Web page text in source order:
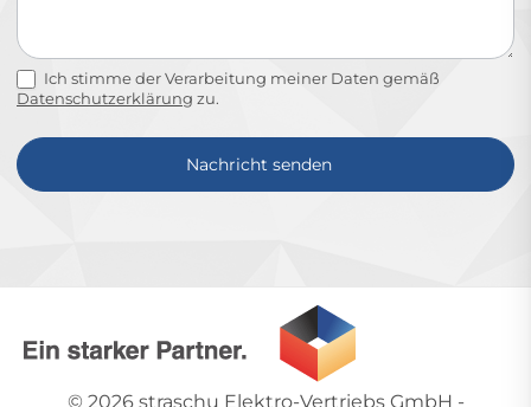
Ich stimme der Verarbeitung meiner Daten gemäß
Datenschutzerklärung zu.
Nachricht senden
© 2026 straschu Elektro-Vertriebs GmbH -